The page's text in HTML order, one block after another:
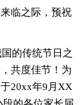
临之际，预祝
的传统节日之
共度佳节！为
20xx年9月XX